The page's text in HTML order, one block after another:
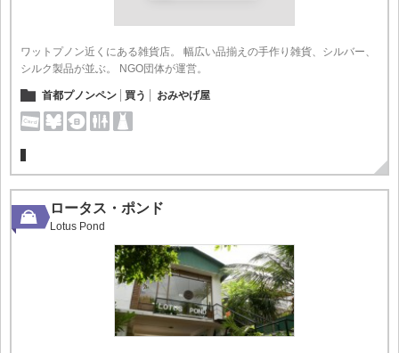
ワットプノン近くにある雑貨店。 幅広い品揃えの手作り雑貨、シルバー、
シルク製品が並ぶ。 NGO団体が運営。
首都プノンペン 買う おみやげ屋
ロータス・ポンド
Lotus Pond